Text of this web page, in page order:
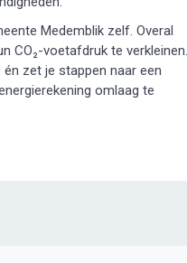
Medemblik zelf. Overal
CO₂-voetafdruk te verkleinen.
zet je stappen naar een
omlaag te